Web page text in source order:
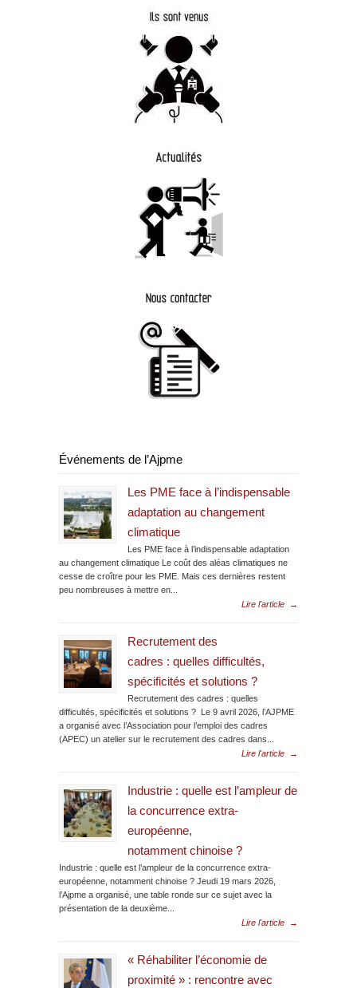
Événements de l’Ajpme
Les PME face à l’indispensable
adaptation au changement
climatique
Les PME face à l’indispensable adaptation
au changement climatique Le coût des aléas climatiques ne
cesse de croître pour les PME. Mais ces dernières restent
peu nombreuses à mettre en...
Lire l'article
→
Recrutement des
cadres : quelles difficultés,
spécificités et solutions ?
Recrutement des cadres : quelles
difficultés, spécificités et solutions ? Le 9 avril 2026, l’AJPME
a organisé avec l’Association pour l’emploi des cadres
(APEC) un atelier sur le recrutement des cadres dans...
Lire l'article
→
Industrie : quelle est l’ampleur de
la concurrence extra-
européenne,
notamment chinoise ?
Industrie : quelle est l’ampleur de la concurrence extra-
européenne, notamment chinoise ? Jeudi 19 mars 2026,
l’Ajpme a organisé, une table ronde sur ce sujet avec la
présentation de la deuxième...
Lire l'article
→
« Réhabiliter l’économie de
proximité » : rencontre avec